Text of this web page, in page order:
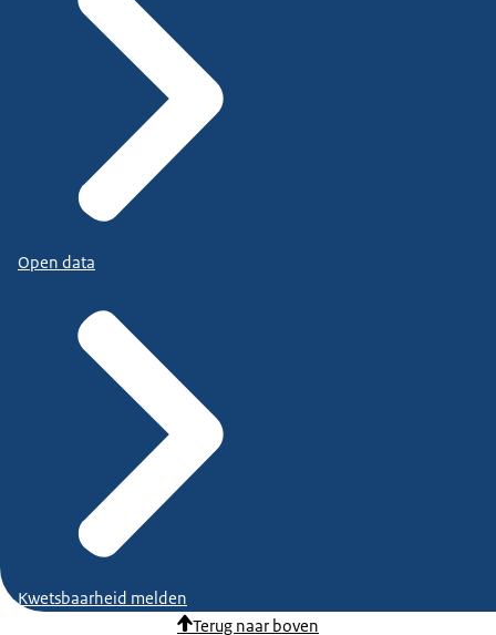
Open data
Kwetsbaarheid melden
Terug naar boven